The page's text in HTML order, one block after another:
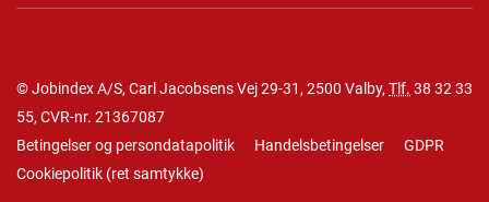
© Jobindex A/S, Carl Jacobsens Vej 29-31, 2500 Valby, Tlf. 38 32 33
55, CVR-nr. 21367087
Betingelser og persondatapolitik
Handelsbetingelser
GDPR
Cookiepolitik (ret samtykke)